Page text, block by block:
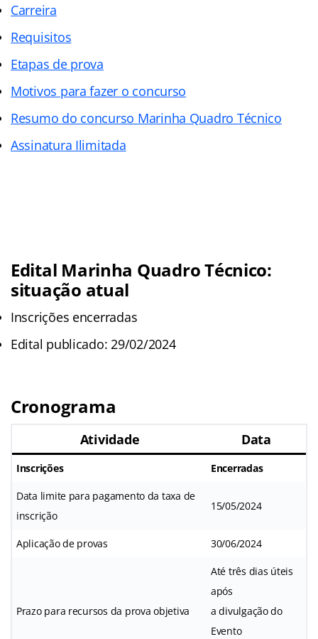
Carreira
Requisitos
Etapas de prova
Motivos para fazer o concurso
Resumo do concurso Marinha Quadro Técnico
Assinatura Ilimitada
Edital Marinha Quadro Técnico:
situação atual
Inscrições encerradas
Edital publicado: 29/02/2024
Cronograma
Atividade Data
Inscrições Encerradas
Data limite para pagamento da taxa de
inscrição
15/05/2024
Aplicação de provas 30/06/2024
Prazo para recursos da prova objetiva
Até três dias úteis
após
a divulgação do
Evento